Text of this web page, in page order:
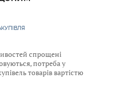
спрощені
потреба у
товарів вартістю